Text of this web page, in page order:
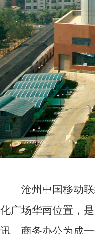
沧州中国移动联
化广场华南位置，
讯、商务办公为成